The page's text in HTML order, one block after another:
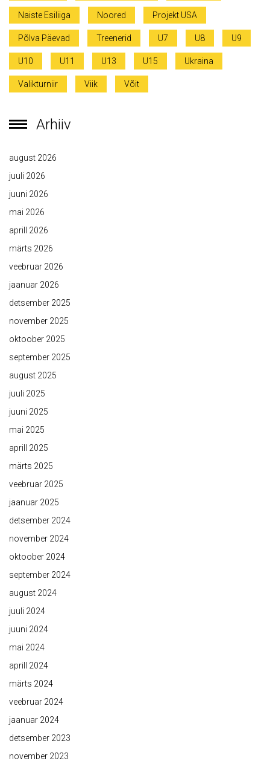
Naiste Esiliiga Noored Projekt USA
Põlva Päevad Treenerid U7 U8 U9
U10 U11 U13 U15 Ukraina
Valikturniir Viik Võit
Arhiiv
august 2026
juuli 2026
juuni 2026
mai 2026
aprill 2026
märts 2026
veebruar 2026
jaanuar 2026
detsember 2025
november 2025
oktoober 2025
september 2025
august 2025
juuli 2025
juuni 2025
mai 2025
aprill 2025
märts 2025
veebruar 2025
jaanuar 2025
detsember 2024
november 2024
oktoober 2024
september 2024
august 2024
juuli 2024
juuni 2024
mai 2024
aprill 2024
märts 2024
veebruar 2024
jaanuar 2024
detsember 2023
november 2023